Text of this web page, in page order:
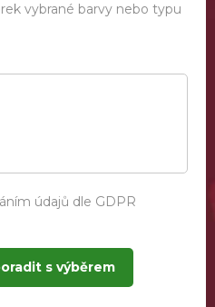
vybrané barvy nebo typu
údajů dle GDPR
s výběrem